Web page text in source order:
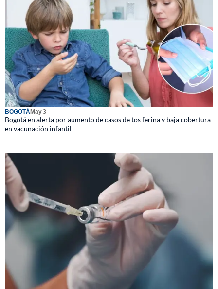
BOGOTÁMay 3
Bogotá en alerta por aumento de casos de tos ferina y baja cobertura
en vacunación infantil